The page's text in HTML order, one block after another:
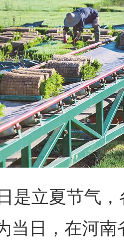
立夏节气，
当日，在河